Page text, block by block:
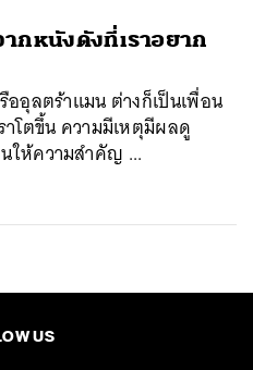
กหนังดังที่เราอยาก
อุลตร้าแมน ต่างก็เป็นเพื่อน
าโตขึ้น ความมีเหตุมีผลดู
ให้ความสำคัญ ...
US